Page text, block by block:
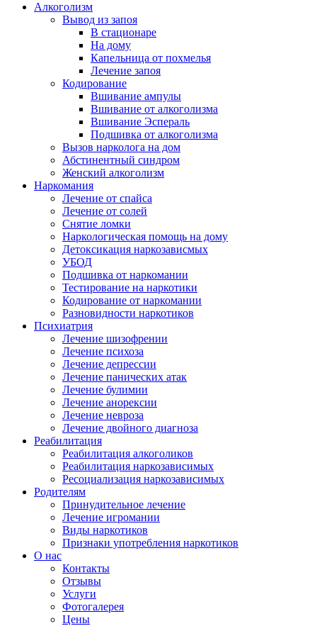
Алкоголизм
Вывод из запоя
В стационаре
На дому
Капельница от похмелья
Лечение запоя
Кодирование
Вшивание ампулы
Вшивание от алкоголизма
Вшивание Эспераль
Подшивка от алкоголизма
Вызов нарколога на дом
Абстинентный синдром
Женский алкоголизм
Наркомания
Лечение от спайса
Лечение от солей
Снятие ломки
Наркологическая помощь на дому
Детоксикация наркозависмых
УБОД
Подшивка от наркомании
Тестирование на наркотики
Кодирование от наркомании
Разновидности наркотиков
Психиатрия
Лечение шизофрении
Лечение психоза
Лечение депрессии
Лечение панических атак
Лечение булимии
Лечение анорексии
Лечение невроза
Лечение двойного диагноза
Реабилитация
Реабилитация алкоголиков
Реабилитация наркозависимых
Ресоциализация наркозависимых
Родителям
Принудительное лечение
Лечение игромании
Виды наркотиков
Признаки употребления наркотиков
О нас
Контакты
Отзывы
Услуги
Фотогалерея
Цены